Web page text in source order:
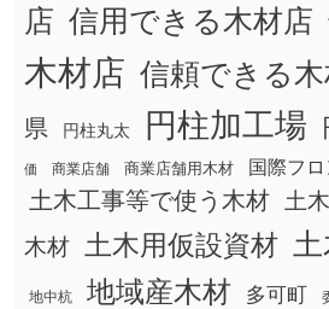
店 信用できる木材店
木材店 信頼できる
県
円柱丸太 円柱加工場
価 商業店舗 商業店舗用木材 国際フ
土木工事等で使う木材
土
木材
土木用仮設資材
地中杭 地域産木材 多可町